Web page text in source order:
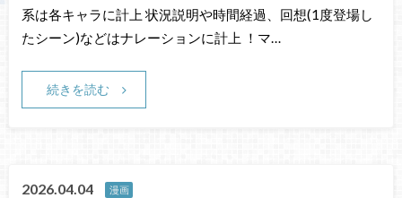
系は各キャラに計上 状況説明や時間経過、回想(1度登場し
たシーン)などはナレーションに計上 ！マ…
続きを読む
2026.04.04 漫画